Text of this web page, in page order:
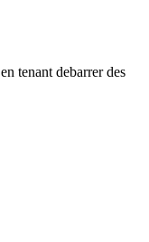
tenant debarrer des